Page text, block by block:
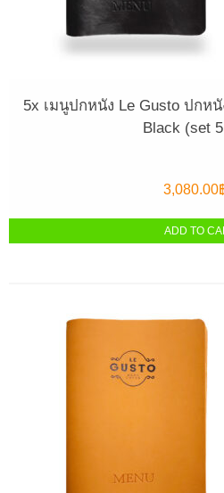
5x เมนูปกหนัง Le Gusto ปกห
Black (set
3,080.00
ADD TO